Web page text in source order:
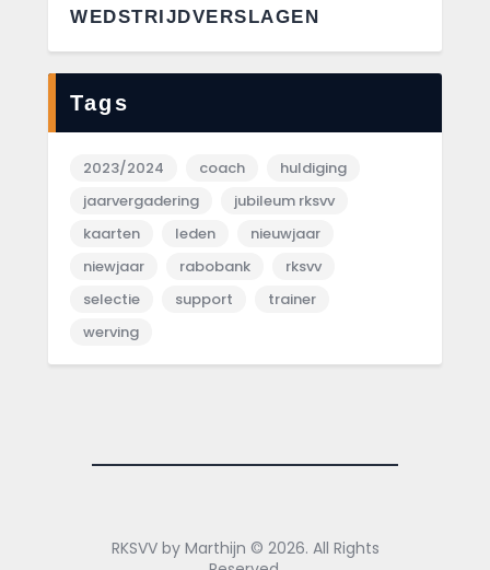
WEDSTRIJDVERSLAGEN
Tags
2023/2024 coach
huldiging
jaarvergadering
jubileum rksvv
kaarten
leden
nieuwjaar
niewjaar
rabobank
rksvv
selectie
support
trainer
werving
RKSVV by Marthijn © 2026. All Rights